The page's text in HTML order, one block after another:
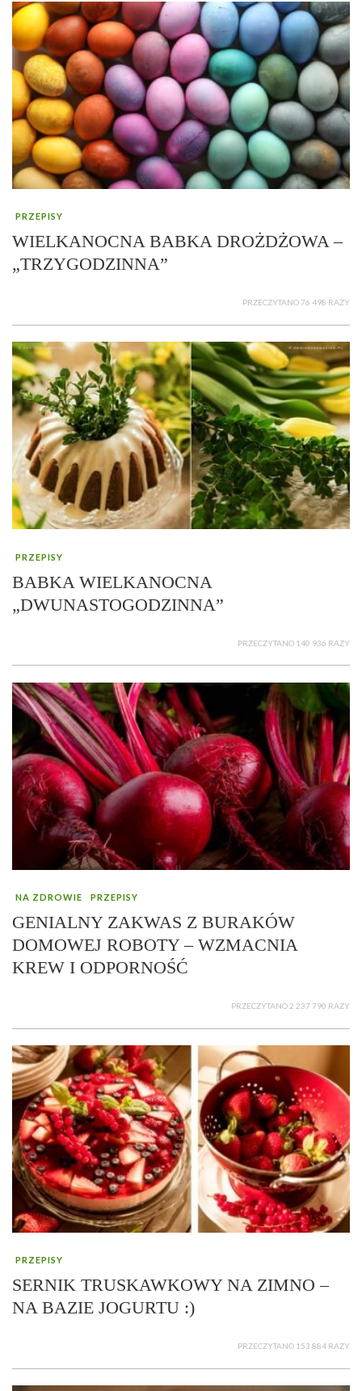
PRZEPISY
WIELKANOCNA BABKA DROŻDŻOWA –
„TRZYGODZINNA”
PRZECZYTANO 76 498 RAZY
PRZEPISY
BABKA WIELKANOCNA
„DWUNASTOGODZINNA”
PRZECZYTANO 140 936 RAZY
NA ZDROWIE PRZEPISY
GENIALNY ZAKWAS Z BURAKÓW
DOMOWEJ ROBOTY – WZMACNIA
KREW I ODPORNOŚĆ
PRZECZYTANO 2 237 790 RAZY
PRZEPISY
SERNIK TRUSKAWKOWY NA ZIMNO –
NA BAZIE JOGURTU :)
PRZECZYTANO 153 884 RAZY